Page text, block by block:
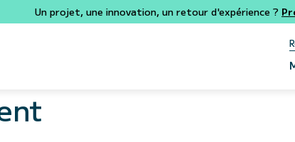
Un projet, une innovation, un retour d'expérience ?